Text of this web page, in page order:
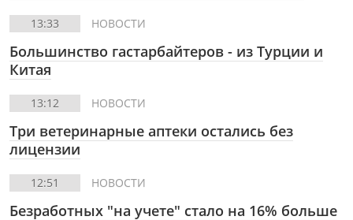
13:33 НОВОСТИ
Большинство гастарбайтеров - из Турции и
Китая
13:12 НОВОСТИ
Три ветеринарные аптеки остались без
лицензии
12:51 НОВОСТИ
Безработных "на учете" стало на 16% больше